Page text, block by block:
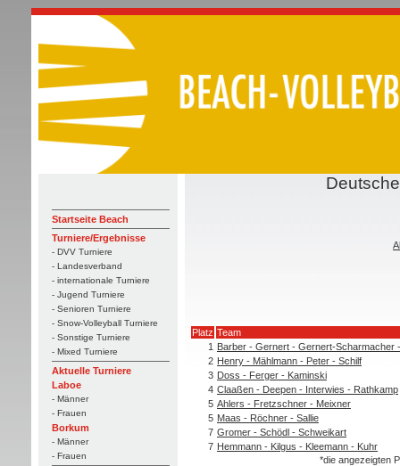
Startseite Beach
Turniere/Ergebnisse
- DVV Turniere
- Landesverband
- internationale Turniere
- Jugend Turniere
- Senioren Turniere
- Snow-Volleyball Turniere
- Sonstige Turniere
- Mixed Turniere
Aktuelle Turniere
Laboe
- Männer
- Frauen
Borkum
- Männer
- Frauen
Platz Team
1 Barber - Gernert - Gernert-Scharmacher
2 Henry - Mählmann - Peter - Schilf
3 Doss - Ferger - Kaminski
4 Claaßen - Deepen - Interwies - Rathkamp
5 Ahlers - Fretzschner - Meixner
5 Maas - Röchner - Sallie
7 Gromer - Schödl - Schweikart
7 Hemmann - Kilgus - Kleemann - Kuhr
*die angezeigten